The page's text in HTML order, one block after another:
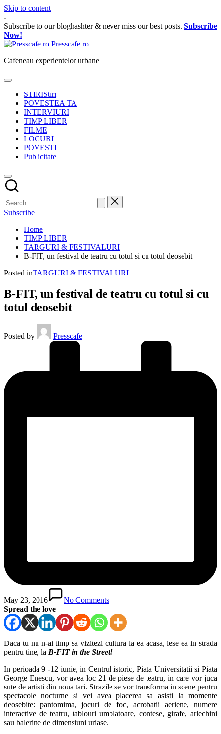
Skip to content
-
Subscribe to our bloghashter & never miss our best posts. Subscribe
Now!
Presscafe.ro
Cafeneau experientelor urbane
STIRIStiri
POVESTEA TA
INTERVIURI
TIMP LIBER
FILME
LOCURI
POVESTI
Publicitate
Subscribe
Home
TIMP LIBER
TARGURI & FESTIVALURI
B-FIT, un festival de teatru cu totul si cu totul deosebit
Posted inTARGURI & FESTIVALURI
B-FIT, un festival de teatru cu totul si cu
totul deosebit
Posted by Presscafe
May 23, 2016
No Comments
Spread the love
Daca tu nu n-ai timp sa vizitezi cultura la ea acasa, iese ea in strada
pentru tine, la B-FIT in the Street!
In perioada 9 -12 iunie, in Centrul istoric, Piata Universitatii si Piata
George Enescu, vor avea loc 21 de piese de teatru, in care vor juca
sute de artisti din noua tari. Strazile se vor transforma in scene pentru
spectacole nocturne si vei avea placerea sa asisti la momente
deosebite: pantomima, jocuri de foc, acrobatii aeriene, numere
interactive de teatru, tablouri umblatoare, contese, girafe, arlechini
sau balerine de dimensiuni uriase.